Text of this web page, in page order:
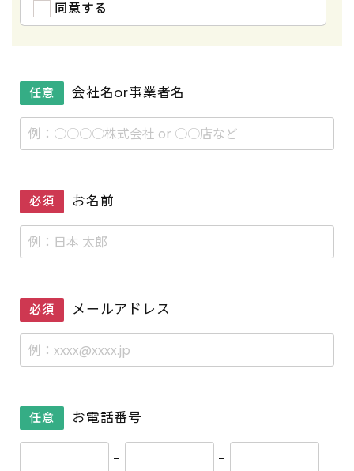
同意する
任意 会社名or事業者名
必須 お名前
必須 メールアドレス
任意 お電話番号
- -